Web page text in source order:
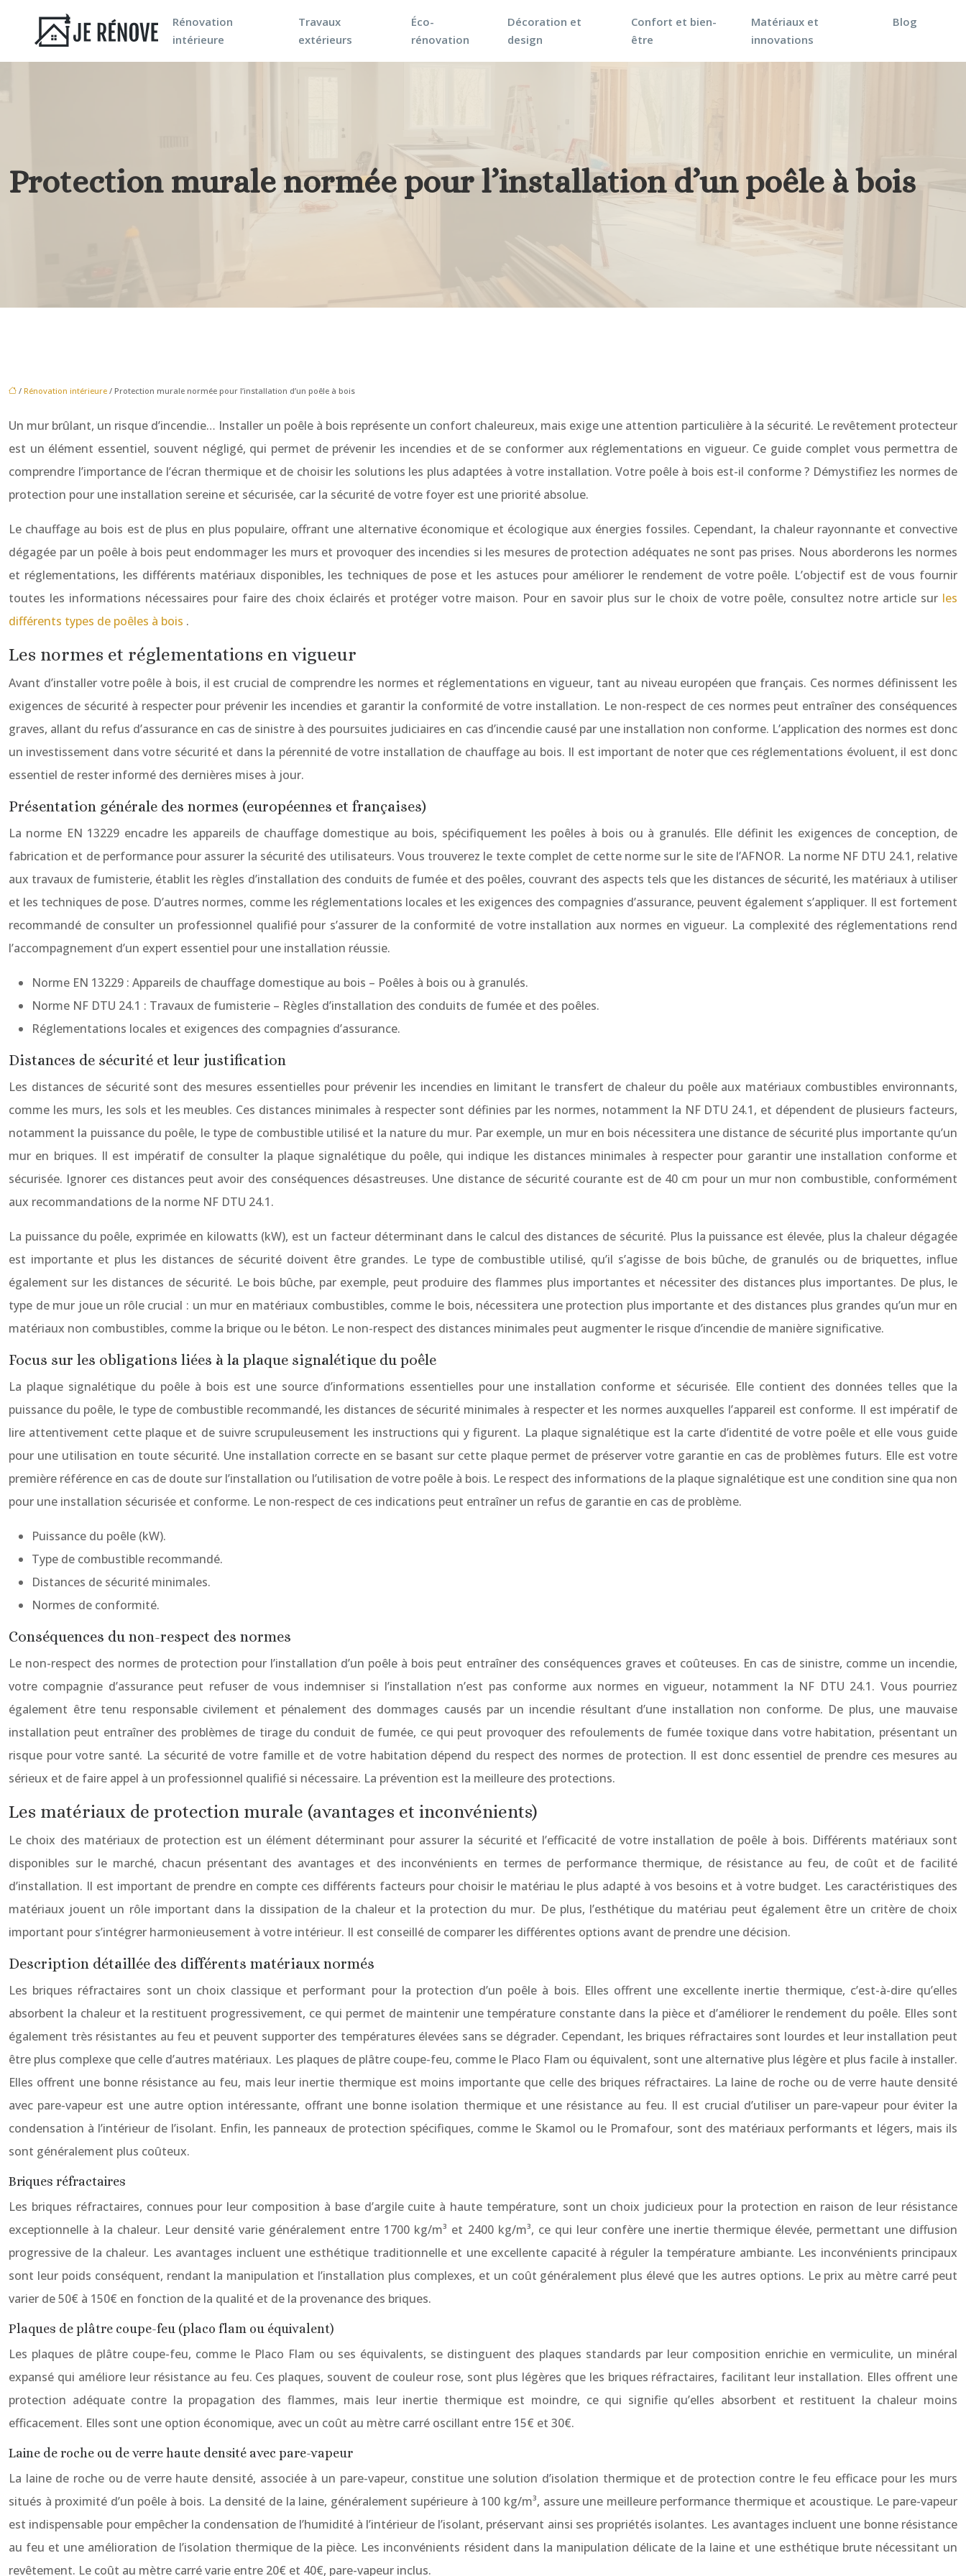
Rénovation
intérieure
Travaux
extérieurs
Éco-
rénovation
Décoration et
design
Confort et bien-
être
Matériaux et
innovations
Blog
Protection murale normée pour l’installation d’un poêle à bois
/ Rénovation intérieure / Protection murale normée pour l’installation d’un poêle à bois
Un mur brûlant, un risque d’incendie… Installer un poêle à bois représente un confort chaleureux, mais exige une attention particulière à la sécurité. Le revêtement protecteur
est un élément essentiel, souvent négligé, qui permet de prévenir les incendies et de se conformer aux réglementations en vigueur. Ce guide complet vous permettra de
comprendre l’importance de l’écran thermique et de choisir les solutions les plus adaptées à votre installation. Votre poêle à bois est-il conforme ? Démystifiez les normes de
protection pour une installation sereine et sécurisée, car la sécurité de votre foyer est une priorité absolue.
Le chauffage au bois est de plus en plus populaire, offrant une alternative économique et écologique aux énergies fossiles. Cependant, la chaleur rayonnante et convective
dégagée par un poêle à bois peut endommager les murs et provoquer des incendies si les mesures de protection adéquates ne sont pas prises. Nous aborderons les normes
et réglementations, les différents matériaux disponibles, les techniques de pose et les astuces pour améliorer le rendement de votre poêle. L’objectif est de vous fournir
toutes les informations nécessaires pour faire des choix éclairés et protéger votre maison. Pour en savoir plus sur le choix de votre poêle, consultez notre article sur les
différents types de poêles à bois .
Les normes et réglementations en vigueur
Avant d’installer votre poêle à bois, il est crucial de comprendre les normes et réglementations en vigueur, tant au niveau européen que français. Ces normes définissent les
exigences de sécurité à respecter pour prévenir les incendies et garantir la conformité de votre installation. Le non-respect de ces normes peut entraîner des conséquences
graves, allant du refus d’assurance en cas de sinistre à des poursuites judiciaires en cas d’incendie causé par une installation non conforme. L’application des normes est donc
un investissement dans votre sécurité et dans la pérennité de votre installation de chauffage au bois. Il est important de noter que ces réglementations évoluent, il est donc
essentiel de rester informé des dernières mises à jour.
Présentation générale des normes (européennes et françaises)
La norme EN 13229 encadre les appareils de chauffage domestique au bois, spécifiquement les poêles à bois ou à granulés. Elle définit les exigences de conception, de
fabrication et de performance pour assurer la sécurité des utilisateurs. Vous trouverez le texte complet de cette norme sur le site de l’AFNOR. La norme NF DTU 24.1, relative
aux travaux de fumisterie, établit les règles d’installation des conduits de fumée et des poêles, couvrant des aspects tels que les distances de sécurité, les matériaux à utiliser
et les techniques de pose. D’autres normes, comme les réglementations locales et les exigences des compagnies d’assurance, peuvent également s’appliquer. Il est fortement
recommandé de consulter un professionnel qualifié pour s’assurer de la conformité de votre installation aux normes en vigueur. La complexité des réglementations rend
l’accompagnement d’un expert essentiel pour une installation réussie.
Norme EN 13229 : Appareils de chauffage domestique au bois – Poêles à bois ou à granulés.
Norme NF DTU 24.1 : Travaux de fumisterie – Règles d’installation des conduits de fumée et des poêles.
Réglementations locales et exigences des compagnies d’assurance.
Distances de sécurité et leur justification
Les distances de sécurité sont des mesures essentielles pour prévenir les incendies en limitant le transfert de chaleur du poêle aux matériaux combustibles environnants,
comme les murs, les sols et les meubles. Ces distances minimales à respecter sont définies par les normes, notamment la NF DTU 24.1, et dépendent de plusieurs facteurs,
notamment la puissance du poêle, le type de combustible utilisé et la nature du mur. Par exemple, un mur en bois nécessitera une distance de sécurité plus importante qu’un
mur en briques. Il est impératif de consulter la plaque signalétique du poêle, qui indique les distances minimales à respecter pour garantir une installation conforme et
sécurisée. Ignorer ces distances peut avoir des conséquences désastreuses. Une distance de sécurité courante est de 40 cm pour un mur non combustible, conformément
aux recommandations de la norme NF DTU 24.1.
La puissance du poêle, exprimée en kilowatts (kW), est un facteur déterminant dans le calcul des distances de sécurité. Plus la puissance est élevée, plus la chaleur dégagée
est importante et plus les distances de sécurité doivent être grandes. Le type de combustible utilisé, qu’il s’agisse de bois bûche, de granulés ou de briquettes, influe
également sur les distances de sécurité. Le bois bûche, par exemple, peut produire des flammes plus importantes et nécessiter des distances plus importantes. De plus, le
type de mur joue un rôle crucial : un mur en matériaux combustibles, comme le bois, nécessitera une protection plus importante et des distances plus grandes qu’un mur en
matériaux non combustibles, comme la brique ou le béton. Le non-respect des distances minimales peut augmenter le risque d’incendie de manière significative.
Focus sur les obligations liées à la plaque signalétique du poêle
La plaque signalétique du poêle à bois est une source d’informations essentielles pour une installation conforme et sécurisée. Elle contient des données telles que la
puissance du poêle, le type de combustible recommandé, les distances de sécurité minimales à respecter et les normes auxquelles l’appareil est conforme. Il est impératif de
lire attentivement cette plaque et de suivre scrupuleusement les instructions qui y figurent. La plaque signalétique est la carte d’identité de votre poêle et elle vous guide
pour une utilisation en toute sécurité. Une installation correcte en se basant sur cette plaque permet de préserver votre garantie en cas de problèmes futurs. Elle est votre
première référence en cas de doute sur l’installation ou l’utilisation de votre poêle à bois. Le respect des informations de la plaque signalétique est une condition sine qua non
pour une installation sécurisée et conforme. Le non-respect de ces indications peut entraîner un refus de garantie en cas de problème.
Puissance du poêle (kW).
Type de combustible recommandé.
Distances de sécurité minimales.
Normes de conformité.
Conséquences du non-respect des normes
Le non-respect des normes de protection pour l’installation d’un poêle à bois peut entraîner des conséquences graves et coûteuses. En cas de sinistre, comme un incendie,
votre compagnie d’assurance peut refuser de vous indemniser si l’installation n’est pas conforme aux normes en vigueur, notamment la NF DTU 24.1. Vous pourriez
également être tenu responsable civilement et pénalement des dommages causés par un incendie résultant d’une installation non conforme. De plus, une mauvaise
installation peut entraîner des problèmes de tirage du conduit de fumée, ce qui peut provoquer des refoulements de fumée toxique dans votre habitation, présentant un
risque pour votre santé. La sécurité de votre famille et de votre habitation dépend du respect des normes de protection. Il est donc essentiel de prendre ces mesures au
sérieux et de faire appel à un professionnel qualifié si nécessaire. La prévention est la meilleure des protections.
Les matériaux de protection murale (avantages et inconvénients)
Le choix des matériaux de protection est un élément déterminant pour assurer la sécurité et l’efficacité de votre installation de poêle à bois. Différents matériaux sont
disponibles sur le marché, chacun présentant des avantages et des inconvénients en termes de performance thermique, de résistance au feu, de coût et de facilité
d’installation. Il est important de prendre en compte ces différents facteurs pour choisir le matériau le plus adapté à vos besoins et à votre budget. Les caractéristiques des
matériaux jouent un rôle important dans la dissipation de la chaleur et la protection du mur. De plus, l’esthétique du matériau peut également être un critère de choix
important pour s’intégrer harmonieusement à votre intérieur. Il est conseillé de comparer les différentes options avant de prendre une décision.
Description détaillée des différents matériaux normés
Les briques réfractaires sont un choix classique et performant pour la protection d’un poêle à bois. Elles offrent une excellente inertie thermique, c’est-à-dire qu’elles
absorbent la chaleur et la restituent progressivement, ce qui permet de maintenir une température constante dans la pièce et d’améliorer le rendement du poêle. Elles sont
également très résistantes au feu et peuvent supporter des températures élevées sans se dégrader. Cependant, les briques réfractaires sont lourdes et leur installation peut
être plus complexe que celle d’autres matériaux. Les plaques de plâtre coupe-feu, comme le Placo Flam ou équivalent, sont une alternative plus légère et plus facile à installer.
Elles offrent une bonne résistance au feu, mais leur inertie thermique est moins importante que celle des briques réfractaires. La laine de roche ou de verre haute densité
avec pare-vapeur est une autre option intéressante, offrant une bonne isolation thermique et une résistance au feu. Il est crucial d’utiliser un pare-vapeur pour éviter la
condensation à l’intérieur de l’isolant. Enfin, les panneaux de protection spécifiques, comme le Skamol ou le Promafour, sont des matériaux performants et légers, mais ils
sont généralement plus coûteux.
Briques réfractaires
Les briques réfractaires, connues pour leur composition à base d’argile cuite à haute température, sont un choix judicieux pour la protection en raison de leur résistance
exceptionnelle à la chaleur. Leur densité varie généralement entre 1700 kg/m³ et 2400 kg/m³, ce qui leur confère une inertie thermique élevée, permettant une diffusion
progressive de la chaleur. Les avantages incluent une esthétique traditionnelle et une excellente capacité à réguler la température ambiante. Les inconvénients principaux
sont leur poids conséquent, rendant la manipulation et l’installation plus complexes, et un coût généralement plus élevé que les autres options. Le prix au mètre carré peut
varier de 50€ à 150€ en fonction de la qualité et de la provenance des briques.
Plaques de plâtre coupe-feu (placo flam ou équivalent)
Les plaques de plâtre coupe-feu, comme le Placo Flam ou ses équivalents, se distinguent des plaques standards par leur composition enrichie en vermiculite, un minéral
expansé qui améliore leur résistance au feu. Ces plaques, souvent de couleur rose, sont plus légères que les briques réfractaires, facilitant leur installation. Elles offrent une
protection adéquate contre la propagation des flammes, mais leur inertie thermique est moindre, ce qui signifie qu’elles absorbent et restituent la chaleur moins
efficacement. Elles sont une option économique, avec un coût au mètre carré oscillant entre 15€ et 30€.
Laine de roche ou de verre haute densité avec pare-vapeur
La laine de roche ou de verre haute densité, associée à un pare-vapeur, constitue une solution d’isolation thermique et de protection contre le feu efficace pour les murs
situés à proximité d’un poêle à bois. La densité de la laine, généralement supérieure à 100 kg/m³, assure une meilleure performance thermique et acoustique. Le pare-vapeur
est indispensable pour empêcher la condensation de l’humidité à l’intérieur de l’isolant, préservant ainsi ses propriétés isolantes. Les avantages incluent une bonne résistance
au feu et une amélioration de l’isolation thermique de la pièce. Les inconvénients résident dans la manipulation délicate de la laine et une esthétique brute nécessitant un
revêtement. Le coût au mètre carré varie entre 20€ et 40€, pare-vapeur inclus.